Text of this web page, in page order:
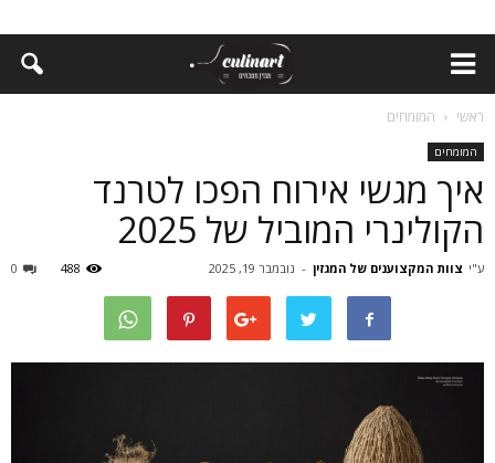
ראשי המומחים
המומחים
איך מגשי אירוח הפכו לטרנד
הקולינרי המוביל של 2025
ע"י צוות המקצוענים של המגזין - נובמבר 19, 2025 0 488